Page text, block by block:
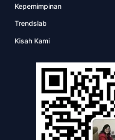
Kepemimpinan
Trendslab
Kisah Kami